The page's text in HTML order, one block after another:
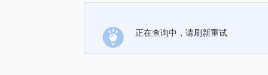
正在查询中，请刷新重试